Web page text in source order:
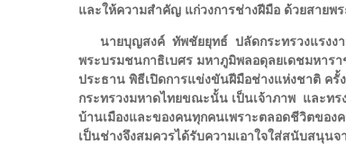
และให้ความสำคัญ แก่วงการช่างฝีมือ ด้วยสายพ
นายบุญสงค์ ทัพชัยยุทธ์ ปลัดกระทรวงแรงงาน
พระบรมชนกาธิเบศร มหาภูมิพลอดุลยเดชมหาร
ประธาน พิธีเปิดการแข่งขันฝีมือช่างแห่งชาติ ค
กระทรวงมหาดไทยขณะนั้น เป็นเจ้าภาพ และท
บ้านเมืองและของคนทุกคนเพราะตลอดชีวิตของ
เป็นช่างจึงสมควรได้รับความเอาใจใส่สนับสนุน